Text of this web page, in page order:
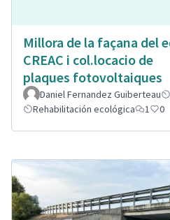
Millora de la façana del
CREAC i col.locacio de
plaques fotovoltaiques
Daniel Fernandez Guiberteau
Rehabilitación ecológica
1 0